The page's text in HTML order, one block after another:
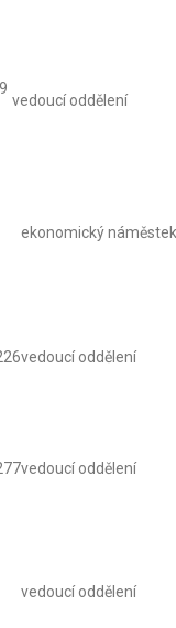
vedoucí oddělení
ekonomický náměstek
vedoucí oddělení
vedoucí oddělení
vedoucí oddělení